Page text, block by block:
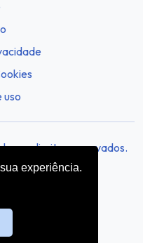
experiência.
uso
os direitos reservados.